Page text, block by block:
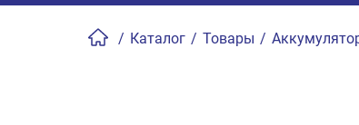
/ Каталог / Товары /